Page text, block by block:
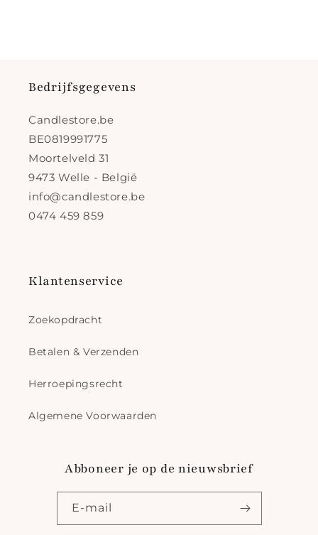
Bedrijfsgegevens
Candlestore.be
BE0819991775
Moortelveld 31
9473 Welle - België
info@candlestore.be
0474 459 859
Klantenservice
Zoekopdracht
Betalen & Verzenden
Herroepingsrecht
Algemene Voorwaarden
Abboneer je op de nieuwsbrief
E‑mail